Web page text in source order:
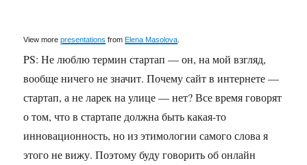
View morepresentations fromElena Masolova
PS: Не люблю термин стартап — он, на мой взгляд,
вообще ничего не значит. Почему сайт в интернете —
стартап, а не ларек на улице — нет? Все время говорят
о том, что в стартапе должна быть какая-то
инновационность, но из этимологии самого слова я
этого не вижу. Поэтому буду говорить об онлайн